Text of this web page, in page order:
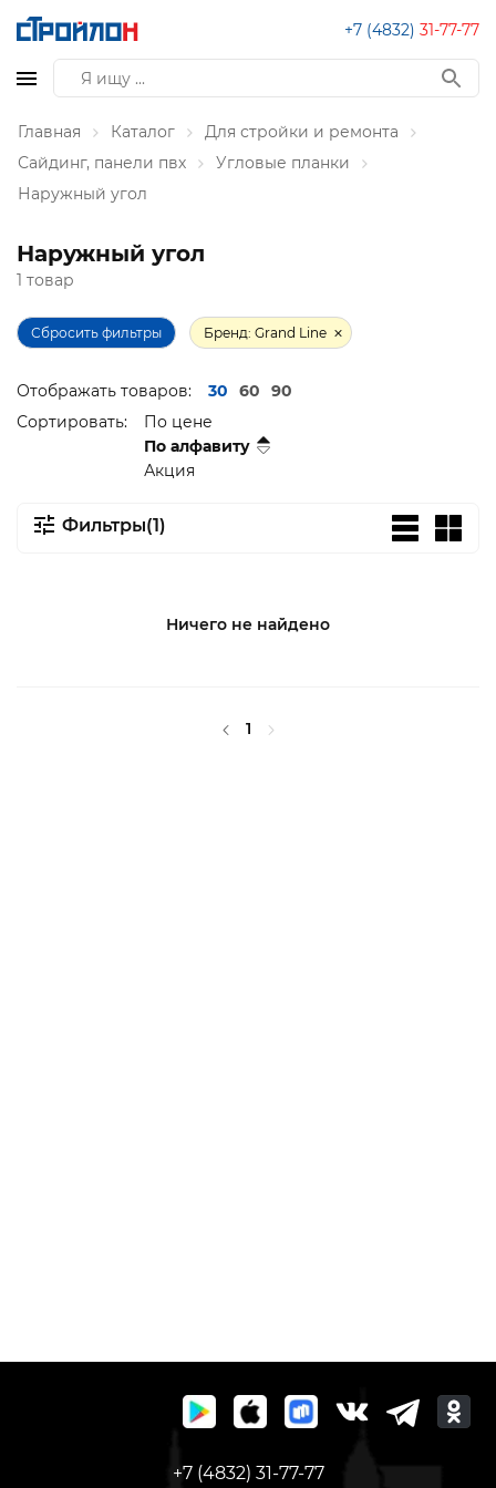
+7 (4832) 31-77-77
Главная Каталог
Для стройки и ремонта
Сайдинг, панели пвх
Угловые планки
Наружный угол
Наружный угол
1 товар
Сбросить фильтры Бренд: Grand Line
Отображать товаров: 30 60
90
Сортировать:
По цене
По алфавиту
Акция
Фильтры(1)
Ничего не найдено
1
+7 (4832) 31-77-77